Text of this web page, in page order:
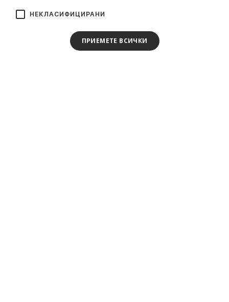
НЕКЛАСИФИЦИРАНИ
ПРИЕМЕТЕ ВСИЧКИ